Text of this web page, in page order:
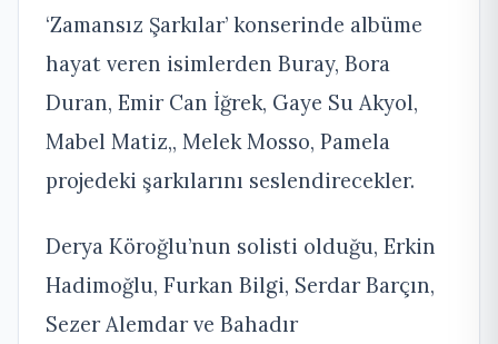
‘Zamansız Şarkılar’ konserinde albüme
hayat veren isimlerden Buray, Bora
Duran, Emir Can İğrek, Gaye Su Akyol,
Mabel Matiz,, Melek Mosso, Pamela
projedeki şarkılarını seslendirecekler.
Derya Köroğlu’nun solisti olduğu, Erkin
Hadimoğlu, Furkan Bilgi, Serdar Barçın,
Sezer Alemdar ve Bahadır